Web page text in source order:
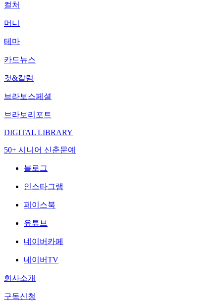
컬처
머니
테마
카드뉴스
컷&칼럼
브라보스페셜
브라보리포트
DIGITAL LIBRARY
50+ 시니어 신춘문예
블로그
인스타그램
페이스북
유튜브
네이버카페
네이버TV
회사소개
구독신청